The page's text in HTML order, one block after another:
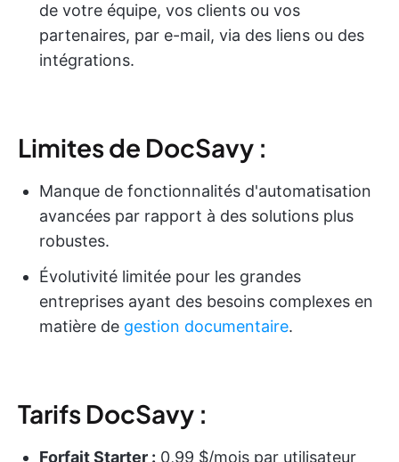
de votre équipe, vos clients ou vos
partenaires, par e-mail, via des liens ou des
intégrations.
Limites de DocSavy :
Manque de fonctionnalités d'automatisation
avancées par rapport à des solutions plus
robustes.
Évolutivité limitée pour les grandes
entreprises ayant des besoins complexes en
matière de gestion documentaire.
Tarifs DocSavy :
Forfait Starter : 0,99 $/mois par utilisateur